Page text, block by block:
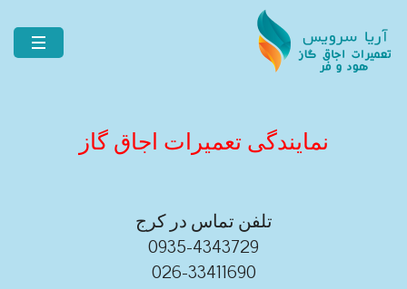
نمایندگی تعمیرات اجاق گاز
تلفن تماس در کرج
0935-4343729
026-33411690